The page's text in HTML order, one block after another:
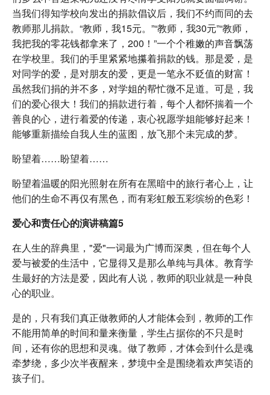
当我们得知学校向发出的捐款倡议后，我们不约而同的去
教师那儿捐款。“教师，我15元。”“教师，我30元”“教师，
我把我的零花钱都拿来了，200！”一个个稚嫩的声音飘荡
在学校里。我们的手里紧紧地攥着捐款的钱。那是爱，是
对同学的爱，是对朋友的爱，更是一笔永不贬值的财富！
虽然我们捐的并不多，对学姐的帮忙微不足道。可是，我
们的爱心很大！我们的捐款进行着，每个人都怀揣着一个
善良的心，进行着爱的传递，衷心祝愿学姐能够好起来！
能够重新描绘自我人生的蓝图，放飞那个未完成的梦。
盼望着……盼望着……
盼望着温暖的阳光照射在所有在黑暗中的旅行者心上，让
他们的生命不再仅有黑色，而有彩虹般五彩缤纷的色彩！
爱心和责任心的演讲稿篇5
在人生的辞典里，"爱"一词最为广博而深奥，但在每个人
爱与被爱的生活中，它显得又是那么单纯与具体。教育学
生最好的方法是爱，因此有人说，教师的职业就是一种良
心的职业。
是的，只有我们真正做教师的人才能体会到，教师的工作
不能用简单的时间和量来衡量，学生占据你的不只是时
间，还有你的思想和灵魂。做了教师，才体会到什么是魂
牵梦绕，多少次半夜醒来，梦境中全是围绕着欢声笑语的
孩子们。